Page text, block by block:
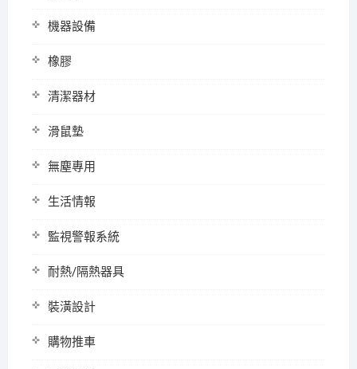
機器設備
橡膠
清潔器材
滑鼠墊
無塵專用
生活情報
監視警報系統
耐熱/隔熱器具
裝潢設計
購物推車